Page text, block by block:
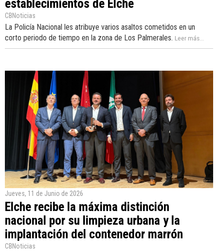
establecimientos de Elche
CBNoticias
La Policía Nacional les atribuye varios asaltos cometidos en un
corto periodo de tiempo en la zona de Los Palmerales. Leer más...
Jueves, 11 de Junio de 2026
Elche recibe la máxima distinción
nacional por su limpieza urbana y la
implantación del contenedor marrón
CBNoticias